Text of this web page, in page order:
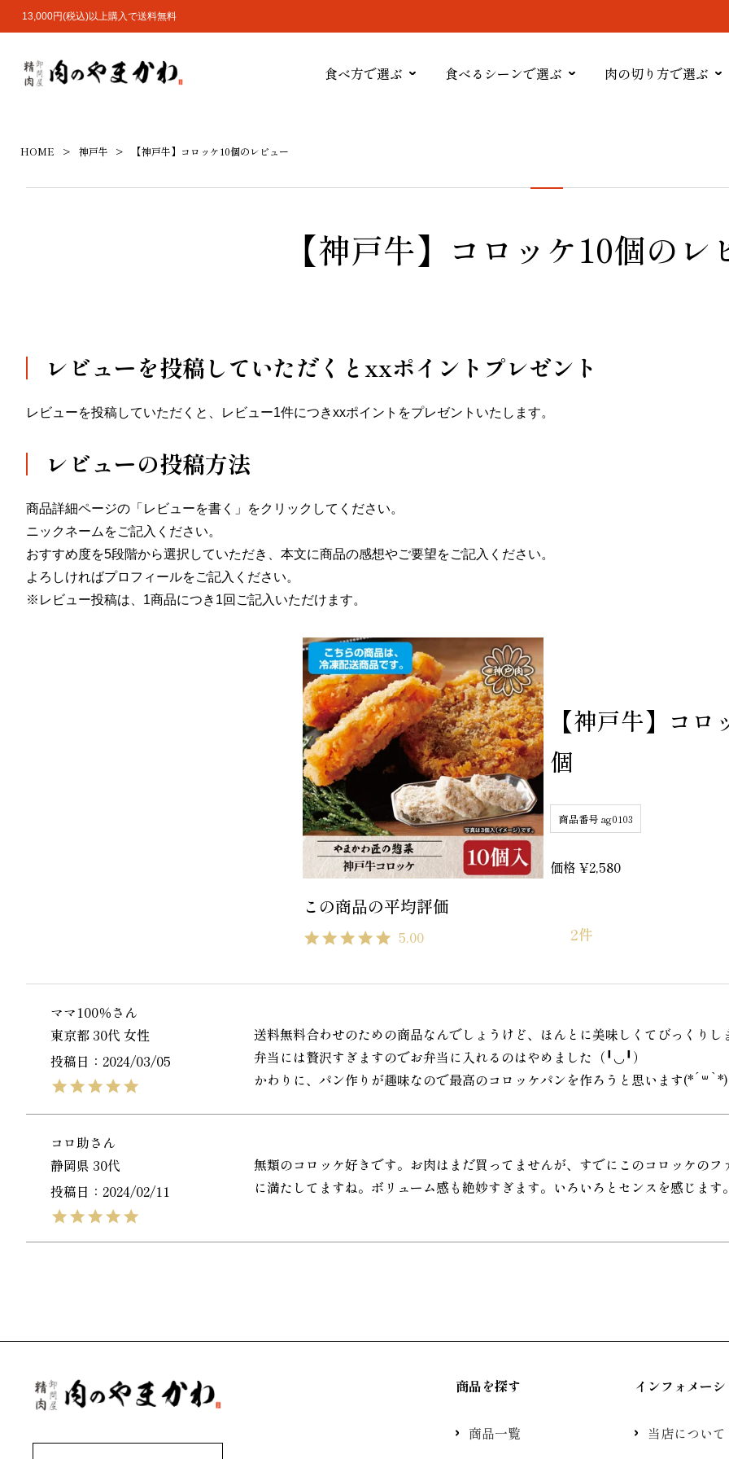
13,000円(税込)以上購入で送料無料
食べ方で選ぶ 食べるシーンで選ぶ 肉の切り方で選ぶ
HOME 神戸牛 【神戸牛】コロッケ10個のレビュー
【神戸牛】コロッケ10個のレ
レビューを投稿していただくとxxポイントプレゼント
レビューを投稿していただくと、レビュー1件につきxxポイントをプレゼントいたします。
レビューの投稿方法
商品詳細ページの「レビューを書く」をクリックしてください。
ニックネームをご記入ください。
おすすめ度を5段階から選択していただき、本文に商品の感想やご要望をご記入ください。
よろしければプロフィールをご記入ください。
※レビュー投稿は、1商品につき1回ご記入いただけます。
【神戸牛】コロ
個
商品番号 ag0103
価格 ¥2,580
5.00 2
ママ100％
東京都 30代 女性
投稿日
2024/03/05
送料無料合わせのための商品なんでしょうけど、ほんとに美味しくてびっくり
弁当には贅沢すぎますのでお弁当に入れるのはやめました（╹◡╹）
かわりに、パン作りが趣味なので最高のコロッケパンを作ろうと思います(*´꒳`*)
コロ助
静岡県 30代
投稿日
2024/02/11
無類のコロッケ好きです。お肉はまだ買ってませんが、すでにこのコロッケの
に満たしてますね。ボリューム感も絶妙すぎます。いろいろとセンスを感じま
商品を探す
商品一覧
インフォメー
当店について